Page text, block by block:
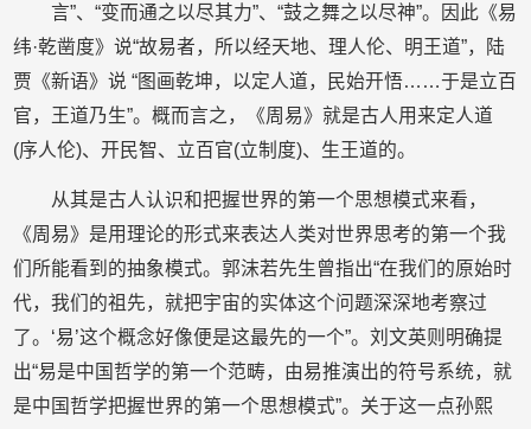
言”、“变而通之以尽其力”、“鼓之舞之以尽神”。因此《易
纬·乾凿度》说“故易者，所以经天地、理人伦、明王道”，陆
贾《新语》说 “图画乾坤，以定人道，民始开悟……于是立百
官，王道乃生”。概而言之，《周易》就是古人用来定人道
(序人伦)、开民智、立百官(立制度)、生王道的。
从其是古人认识和把握世界的第一个思想模式来看，
《周易》是用理论的形式来表达人类对世界思考的第一个我
们所能看到的抽象模式。郭沫若先生曾指出“在我们的原始时
代，我们的祖先，就把宇宙的实体这个问题深深地考察过
了。‘易’这个概念好像便是这最先的一个”。刘文英则明确提
出“易是中国哲学的第一个范畴，由易推演出的符号系统，就
是中国哲学把握世界的第一个思想模式”。关于这一点孙熙